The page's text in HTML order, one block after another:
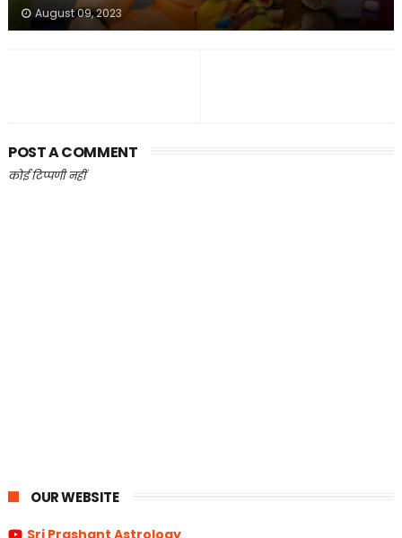
August 09, 2023
POST A COMMENT
कोई टिप्पणी नहीं
OUR WEBSITE
Sri Prashant Astrology